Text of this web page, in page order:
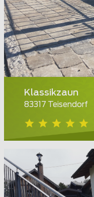
Klassikzaun
83317 Teisendorf